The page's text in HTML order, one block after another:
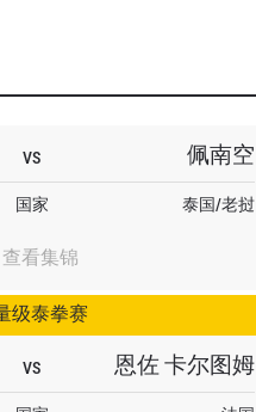
级泰拳赛
VS 佩南空
国家 泰国/老挝
查看集锦
VS 恩佐 卡尔图姆